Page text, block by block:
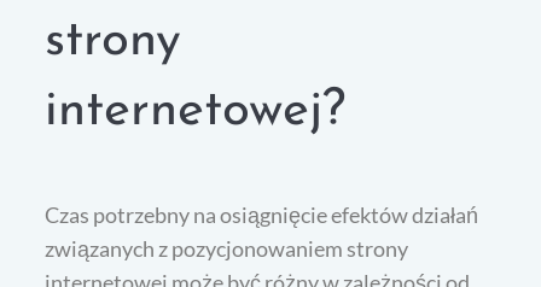
strony
internetowej?
Czas potrzebny na osiągnięcie efektów działań
związanych z pozycjonowaniem strony